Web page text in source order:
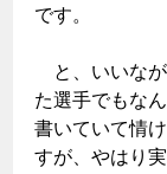
です。
と、いいな
た選手でもな
書いていて情
すが、やはり